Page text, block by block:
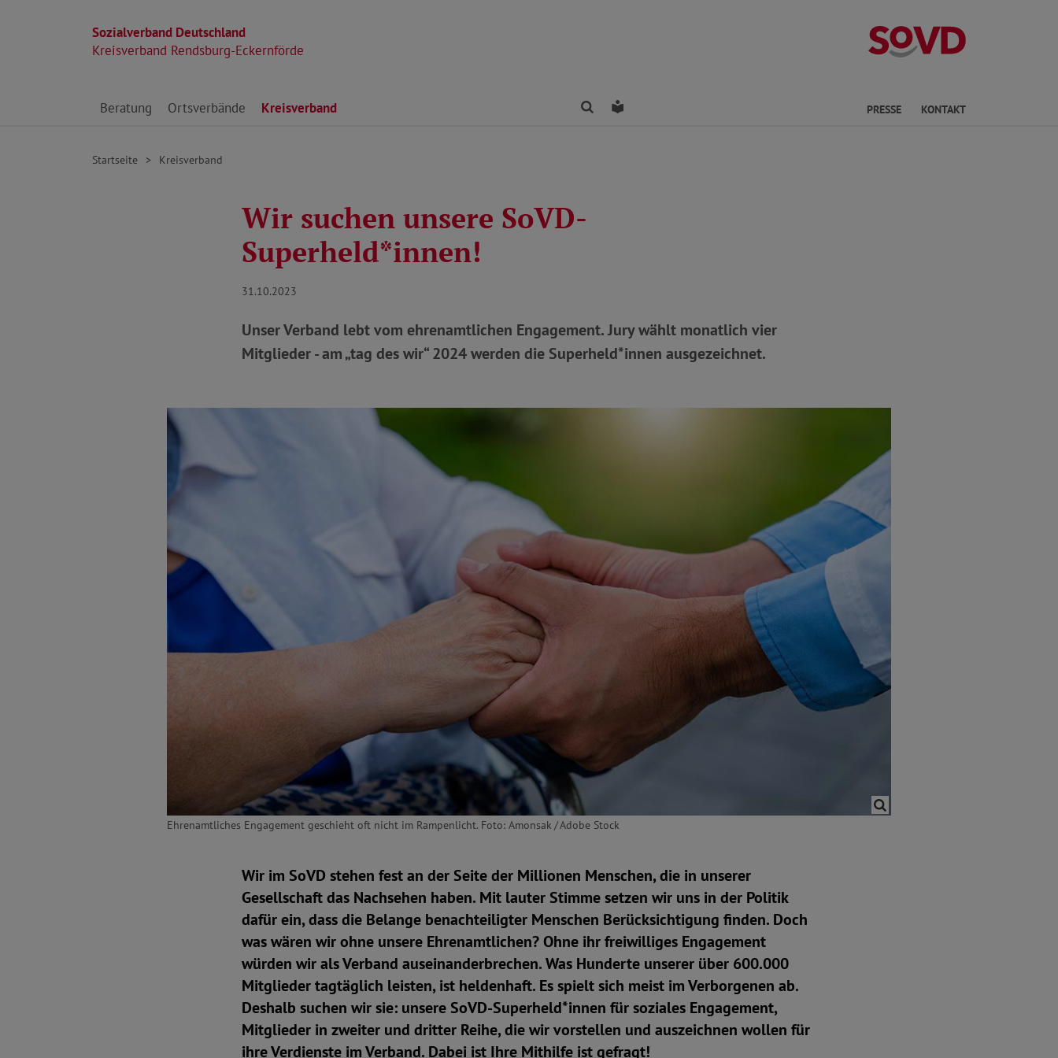
Sozialverband Deutschland
Kreisverband Rendsburg-Eckernförde
Kreisverband
Direkt zu den Inhalten springen
Beratung Ortsverbände Kreisverband FindenLeichte Sprache PRESSE KONTAKT
Startseite Kreisverband
Wir suchen unsere SoVD-
Superheld*innen!
31.10.2023
Unser Verband lebt vom ehrenamtlichen Engagement. Jury wählt monatlich vier
Mitglieder - am „tag des wir“ 2024 werden die Superheld*innen ausgezeichnet.
Ehrenamtliches Engagement geschieht oft nicht im Rampenlicht. Foto: Amonsak / Adobe Stock
Wir im SoVD stehen fest an der Seite der Millionen Menschen, die in unserer
Gesellschaft das Nachsehen haben. Mit lauter Stimme setzen wir uns in der Politik
dafür ein, dass die Belange benachteiligter Menschen Berücksichtigung finden. Doch
was wären wir ohne unsere Ehrenamtlichen? Ohne ihr freiwilliges Engagement
würden wir als Verband auseinanderbrechen. Was Hunderte unserer über 600.000
Mitglieder tagtäglich leisten, ist heldenhaft. Es spielt sich meist im Verborgenen ab.
Deshalb suchen wir sie: unsere SoVD-Superheld*innen für soziales Engagement,
Mitglieder in zweiter und dritter Reihe, die wir vorstellen und auszeichnen wollen für
ihre Verdienste im Verband. Dabei ist Ihre Mithilfe ist gefragt!